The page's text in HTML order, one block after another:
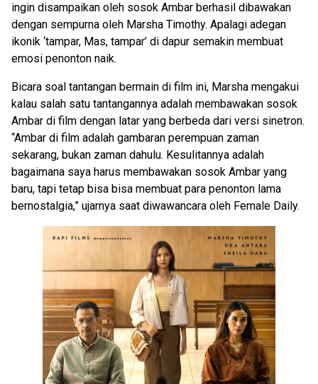
ingin disampaikan oleh sosok Ambar berhasil dibawakan
dengan sempurna oleh Marsha Timothy. Apalagi adegan
ikonik ‘tampar, Mas, tampar’ di dapur semakin membuat
emosi penonton naik.
Bicara soal tantangan bermain di film ini, Marsha mengakui
kalau salah satu tantangannya adalah membawakan sosok
Ambar di film dengan latar yang berbeda dari versi sinetron.
“Ambar di film adalah gambaran perempuan zaman
sekarang, bukan zaman dahulu. Kesulitannya adalah
bagaimana saya harus membawakan sosok Ambar yang
baru, tapi tetap bisa bisa membuat para penonton lama
bernostalgia,” ujarnya saat diwawancara oleh Female Daily.